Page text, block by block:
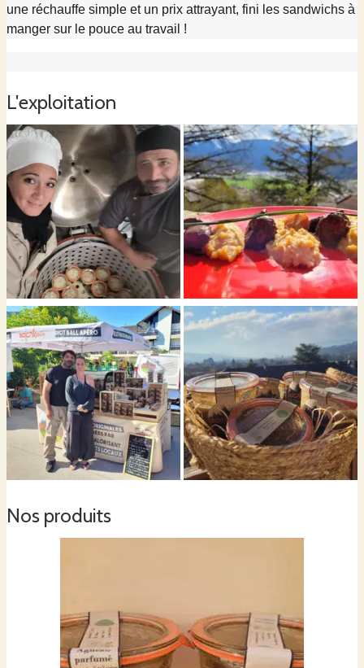
une réchauffe simple et un prix attrayant, fini les sandwichs à
manger sur le pouce au travail !
L'exploitation
Nos produits